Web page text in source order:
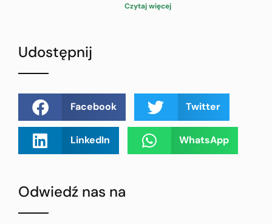
Czytaj więcej
Udostępnij
Facebook Twitter
LinkedIn WhatsApp
Odwiedź nas na